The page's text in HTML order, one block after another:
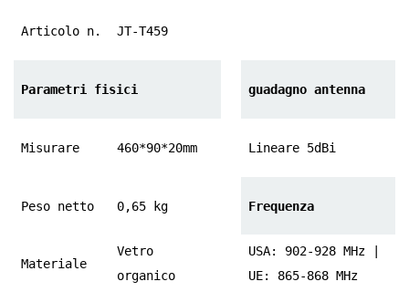
Articolo n. JT-T459
Parametri fisici guadagno antenna
Misurare 460*90*20mm Lineare 5dBi
Peso netto 0,65 kg Frequenza
Materiale
Vetro
organico
USA: 902-928 MHz |
UE: 865-868 MHz